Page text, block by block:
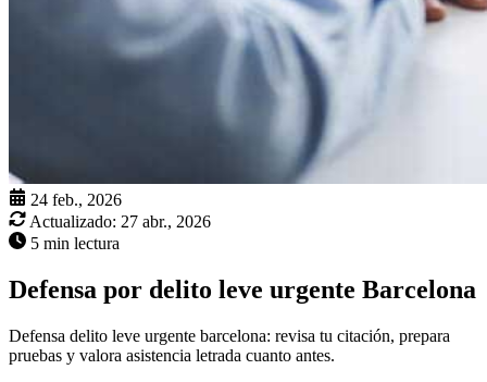
24 feb., 2026
Actualizado: 27 abr., 2026
5 min lectura
Defensa por delito leve urgente Barcelona
Defensa delito leve urgente barcelona: revisa tu citación, prepara
pruebas y valora asistencia letrada cuanto antes.